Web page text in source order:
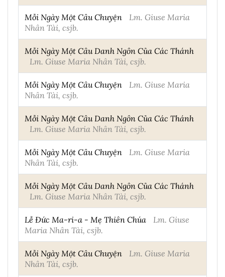
Mỗi Ngày Một Câu Chuyện
Lm. Giuse Maria
Nhân Tài, csjb.
Mỗi Ngày Một Câu Danh Ngôn Của Các Thánh
Lm. Giuse Maria Nhân Tài, csjb.
Mỗi Ngày Một Câu Chuyện
Lm. Giuse Maria
Nhân Tài, csjb.
Mỗi Ngày Một Câu Danh Ngôn Của Các Thánh
Lm. Giuse Maria Nhân Tài, csjb.
Mỗi Ngày Một Câu Chuyện
Lm. Giuse Maria
Nhân Tài, csjb.
Mỗi Ngày Một Câu Danh Ngôn Của Các Thánh
Lm. Giuse Maria Nhân Tài, csjb.
Lễ Đức Ma-ri-a - Mẹ Thiên Chúa
Lm. Giuse
Maria Nhân Tài, csjb.
Mỗi Ngày Một Câu Chuyện
Lm. Giuse Maria
Nhân Tài, csjb.